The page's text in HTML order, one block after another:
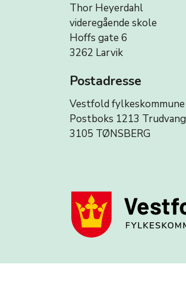
Thor Heyerdahl
videregående skole
Hoffs gate 6
3262 Larvik
Postadresse
Vestfold fylkeskommune
Postboks 1213 Trudvang
3105 TØNSBERG